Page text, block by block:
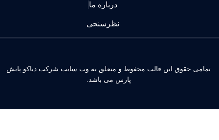
درباره ما
نظرسنجی
حقوق این قالب محفوظ و متعلق به وب سایت شرکت دیاکو پایش
پارس می باشد.